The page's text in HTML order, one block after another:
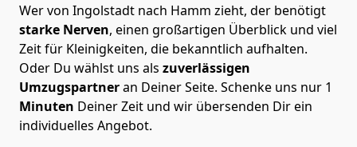
Wer von Ingolstadt nach Hamm zieht, der benötigt
starke Nerven, einen großartigen Überblick und viel
Zeit für Kleinigkeiten, die bekanntlich aufhalten.
Oder Du wählst uns als zuverlässigen
Umzugspartneran Deiner Seite. Schenke uns nur 1
Minuten Deiner Zeit und wir übersenden Dir ein
individuelles Angebot.